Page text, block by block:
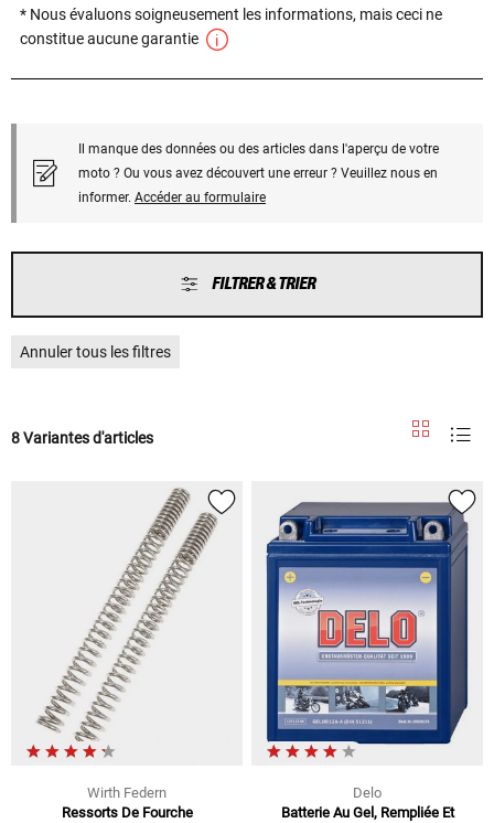
* Nous évaluons soigneusement les informations, mais ceci ne
constitue aucune garantie
Il manque des données ou des articles dans l'aperçu de votre
moto ? Ou vous avez découvert une erreur ? Veuillez nous en
informer. Accéder au formulaire
FILTRER & TRIER
Annuler tous les filtres
8 Variantes d'articles
Wirth Federn
Ressorts De Fourche
Delo
Batterie Au Gel, Rempliée Et